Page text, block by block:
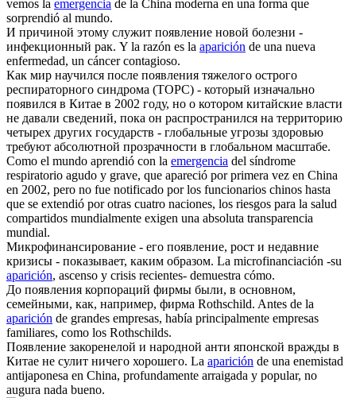
vemos la emergencia de la China moderna en una forma que
sorprendió al mundo.
И причиной этому служит появление новой болезни -
инфекционный рак. Y la razón es la aparición de una nueva
enfermedad, un cáncer contagioso.
Как мир научился после появления тяжелого острого
респираторного синдрома (ТОРС) - который изначально
появился в Китае в 2002 году, но о котором китайские власти
не давали сведений, пока он распространился на территорию
четырех других государств - глобальные угрозы здоровью
требуют абсолютной прозрачности в глобальном масштабе.
Como el mundo aprendió con la emergencia del síndrome
respiratorio agudo y grave, que apareció por primera vez en China
en 2002, pero no fue notificado por los funcionarios chinos hasta
que se extendió por otras cuatro naciones, los riesgos para la salud
compartidos mundialmente exigen una absoluta transparencia
mundial.
Микрофинансирование - его появление, рост и недавние
кризисы - показывает, каким образом. La microfinanciación -su
aparición, ascenso y crisis recientes- demuestra cómo.
До появления корпораций фирмы были, в основном,
семейными, как, например, фирма Rothschild. Antes de la
aparición de grandes empresas, había principalmente empresas
familiares, como los Rothschilds.
Появление закоренелой и народной анти японской вражды в
Китае не сулит ничего хорошего. La aparición de una enemistad
antijaponesa en China, profundamente arraigada y popular, no
augura nada bueno.